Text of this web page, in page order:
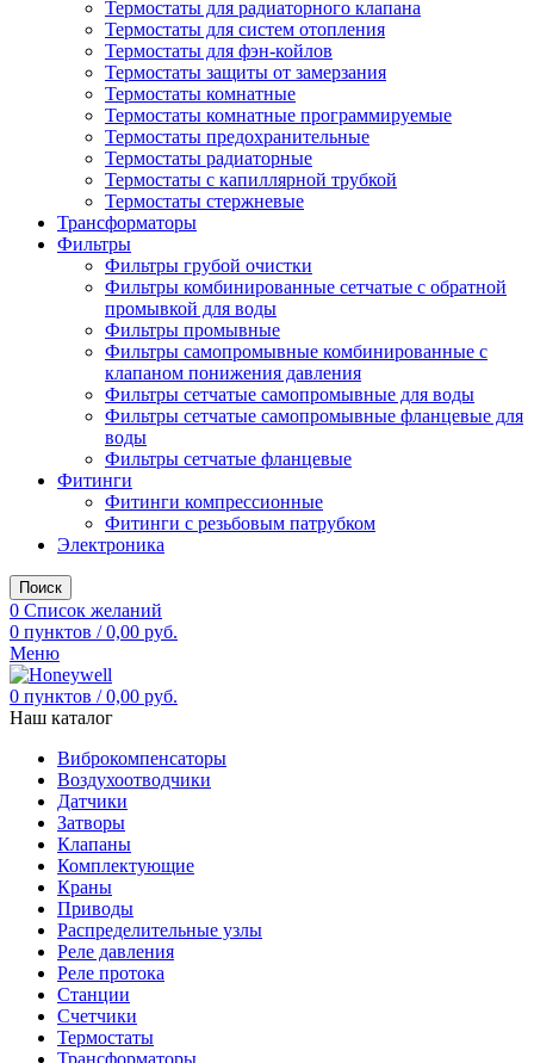
Термостаты для радиаторного клапана
Термостаты для систем отопления
Термостаты для фэн-койлов
Термостаты защиты от замерзания
Термостаты комнатные
Термостаты комнатные программируемые
Термостаты предохранительные
Термостаты радиаторные
Термостаты с капиллярной трубкой
Термостаты стержневые
Трансформаторы
Фильтры
Фильтры грубой очистки
Фильтры комбинированные сетчатые с обратной
промывкой для воды
Фильтры промывные
Фильтры самопромывные комбинированные с
клапаном понижения давления
Фильтры сетчатые самопромывные для воды
Фильтры сетчатые самопромывные фланцевые для
воды
Фильтры сетчатые фланцевые
Фитинги
Фитинги компрессионные
Фитинги с резьбовым патрубком
Электроника
Поиск
0 Список желаний
0 пунктов / 0,00 руб.
Меню
0 пунктов / 0,00 руб.
Наш каталог
Виброкомпенсаторы
Воздухоотводчики
Датчики
Затворы
Клапаны
Комплектующие
Краны
Приводы
Распределительные узлы
Реле давления
Реле протока
Станции
Счетчики
Термостаты
Трансформаторы